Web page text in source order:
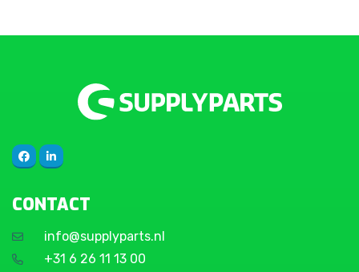
CONTACT
info@supplyparts.nl
+31 6 26 11 13 00